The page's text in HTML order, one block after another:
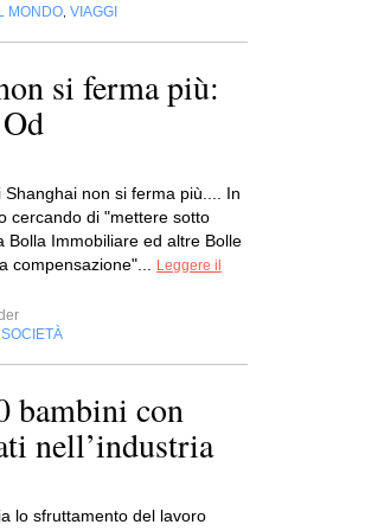
MONDO VIAGGI
si ferma più:
Shanghai non si ferma più.... In
cercando di "mettere sotto
Bolla Immobiliare ed altre Bolle
compensazione"...
Leggere il
SOCIETÀ
bambini con
nell’industria
lo sfruttamento del lavoro